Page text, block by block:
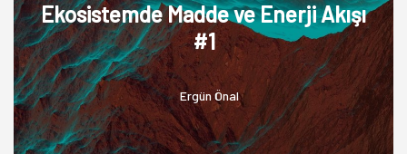
Ekosistemde Madde ve Enerji Akışı
#1
Ergün Önal